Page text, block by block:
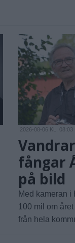
2026-08-06 KL. 08:03
fångar
på bild
Med kameran i
100 mil om
från hela